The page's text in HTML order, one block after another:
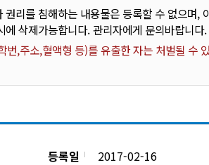
리를 침해하는 내용물은 등록할 수 없으며,
삭제가능합니다. 관리자에게 문의바랍니다.
,주소,혈액형 등)를 유출한 자는 처벌될 수
등록일 2017-02-16